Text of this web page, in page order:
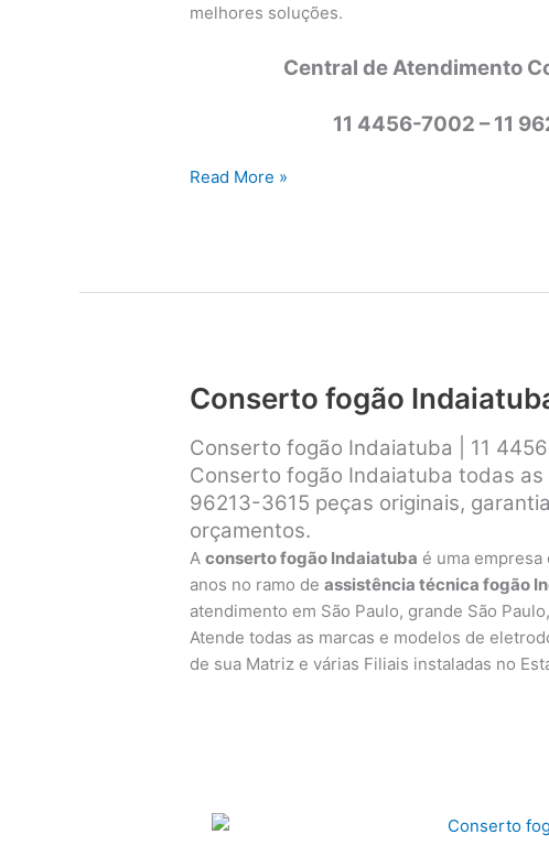
melhores soluções.
Central de Atendimento
11 4456-7002 – 11
Conserto
Read More »
Conserto fogão
Conserto fogão Indaiatuba | 11
Conserto fogão Indaiatuba todas as
96213-3615 peças originais,
orçamentos.
Aconserto fogão Indaiatuba é uma
anos no ramo deassistência técnica fogão
atendimento em São Paulo, grande São
Atende todas as marcas e modelos de
de sua Matriz e várias Filiais instaladas no